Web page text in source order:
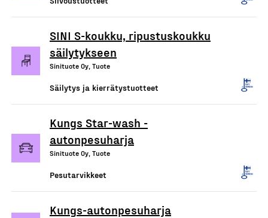
SINI S-koukku, ripustuskoukku
säilytykseen
Sinituote Oy, Tuote
Säilytys ja kierrätystuotteet
Kungs Star-wash -
autonpesuharja
Sinituote Oy, Tuote
Pesutarvikkeet
Kungs-autonpesuharja